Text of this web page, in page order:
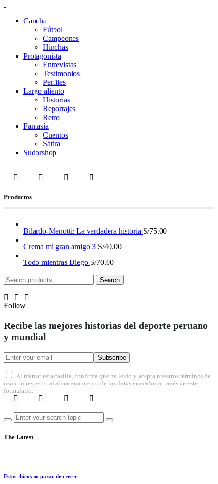
Cancha
Fútbol
Campeones
Hinchas
Protagonista
Entrevistas
Testimonios
Perfiles
Largo aliento
Historias
Reportajes
Retro
Fantasía
Cuentos
Sátira
Sudorshop
Productos
Bilardo-Menotti: La verdadera historia S/75.00
Crema mi gran amigo 3 S/40.00
Todo mientras Diego S/70.00
Search
for:
Search
Follow
Recibe las mejores historias del deporte peruano
y mundial
Subscribe
Al marcar esta casilla, confirma que ha leído y acepta nuestros términos de
uso con respecto al almacenamiento de los datos enviados a través de este
formulario.
The Latest
Estos chicos no paran de crecer